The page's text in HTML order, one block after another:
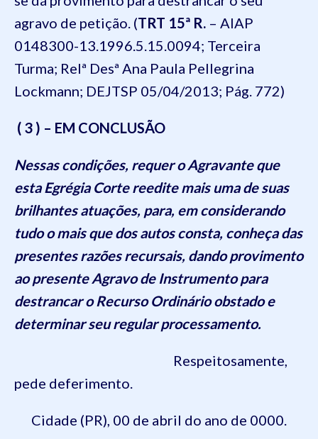
agravo de petição. (TRT 15ª R. – AIAP
0148300-13.1996.5.15.0094; Terceira
Turma; Relª Desª Ana Paula Pellegrina
Lockmann; DEJTSP 05/04/2013; Pág. 772)
( 3 ) – EM CONCLUSÃO
Nessas condições, requer o Agravante que
esta Egrégia Corte reedite mais uma de suas
brilhantes atuações, para, em considerando
tudo o mais que dos autos consta, conheça das
presentes razões recursais, dando provimento
ao presente Agravo de Instrumento para
destrancar o Recurso Ordinário obstado e
determinar seu regular processamento.
Respeitosamente,
pede deferimento.
Cidade (PR), 00 de abril do ano de 0000.